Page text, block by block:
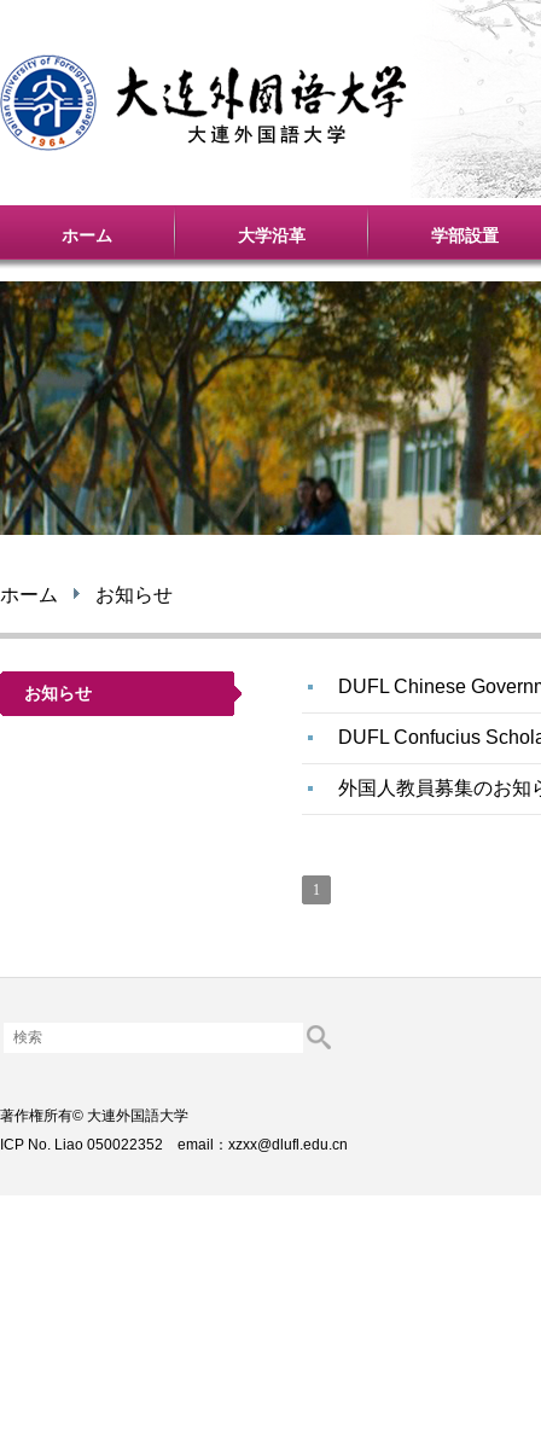
ホーム 大学沿革 学部設置
ホーム お知らせ
お知らせ DUFL Chinese
DUFL Confucius
外国人教員募集のお知
1
著作権所有© 大連外国語大学
ICP No. Liao 050022352 email：xzxx@dlufl.edu.cn